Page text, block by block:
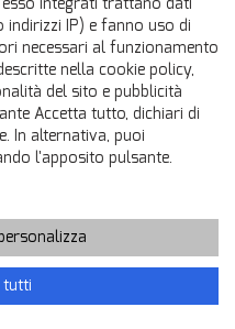
S.r.l., Tutti i diritti riservati
Cookie Policy
indirizzi IP) e fanno uso di
necessari al funzionamento
nella cookie policy,
del sito e pubblicità
Accetta tutto, dichiari di
In alternativa, puoi
l'apposito pulsante.
tutti